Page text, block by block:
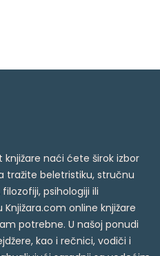
naći ćete širok izbor
tražite beletristiku, stručnu
psihologiji ili
online knjižare
potrebne. U našoj ponudi
kao i rečnici, vodiči i